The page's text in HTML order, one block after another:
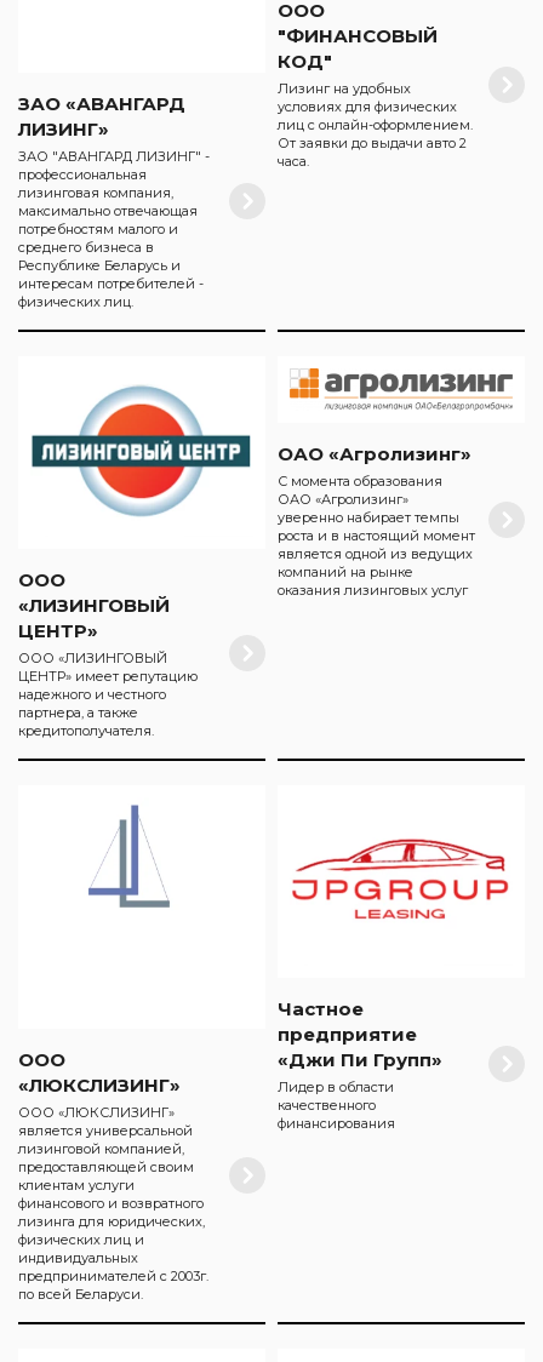
ЗАО «АВАНГАРД
ЛИЗИНГ»
ЗАО "АВАНГАРД ЛИЗИНГ" -
профессиональная
лизинговая компания,
максимально отвечающая
потребностям малого и
среднего бизнеса в
Республике Беларусь и
интересам потребителей -
физических лиц.
ООО
"ФИНАНСОВЫЙ
КОД"
Лизинг на удобных
условиях для физических
лиц с онлайн-оформлением.
От заявки до выдачи авто 2
часа.
ООО
«ЛИЗИНГОВЫЙ
ЦЕНТР»
ООО «ЛИЗИНГОВЫЙ
ЦЕНТР» имеет репутацию
надежного и честного
партнера, а также
кредитополучателя.
ОАО «Агролизинг»
С момента образования
ОАО «Агролизинг»
уверенно набирает темпы
роста и в настоящий момент
является одной из ведущих
компаний на рынке
оказания лизинговых услуг
ООО
«ЛЮКСЛИЗИНГ»
ООО «ЛЮКСЛИЗИНГ»
является универсальной
лизинговой компанией,
предоставляющей своим
клиентам услуги
финансового и возвратного
лизинга для юридических,
физических лиц и
индивидуальных
предпринимателей с 2003г.
по всей Беларуси.
Частное
предприятие
«Джи Пи Групп»
Лидер в области
качественного
финансирования